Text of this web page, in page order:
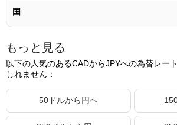
900.18 CAD
900.20 CAD
900.21 CAD
900.22 CAD
900.23 CAD
国
もっと見る
以下の人気のあるCADからJPYへの為替レー
しれません：
50ドルから円へ